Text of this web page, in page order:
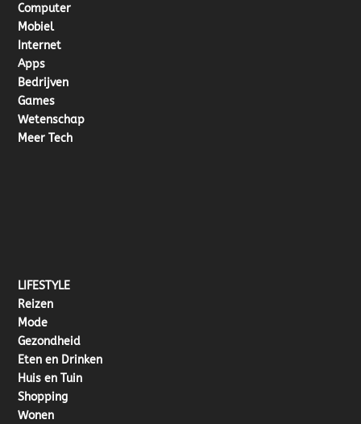
Computer
Mobiel
Internet
Apps
Bedrijven
Games
Wetenschap
Meer Tech
LIFESTYLE
Reizen
Mode
Gezondheid
Eten en Drinken
Huis en Tuin
Shopping
Wonen